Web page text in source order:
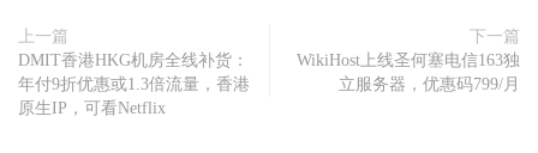
上一篇
DMIT香港HKG机房全线补货：
年付9折优惠或1.3倍流量，香港
原生IP，可看Netflix
下一篇
WikiHost上线圣何塞电信163独
立服务器，优惠码799/月